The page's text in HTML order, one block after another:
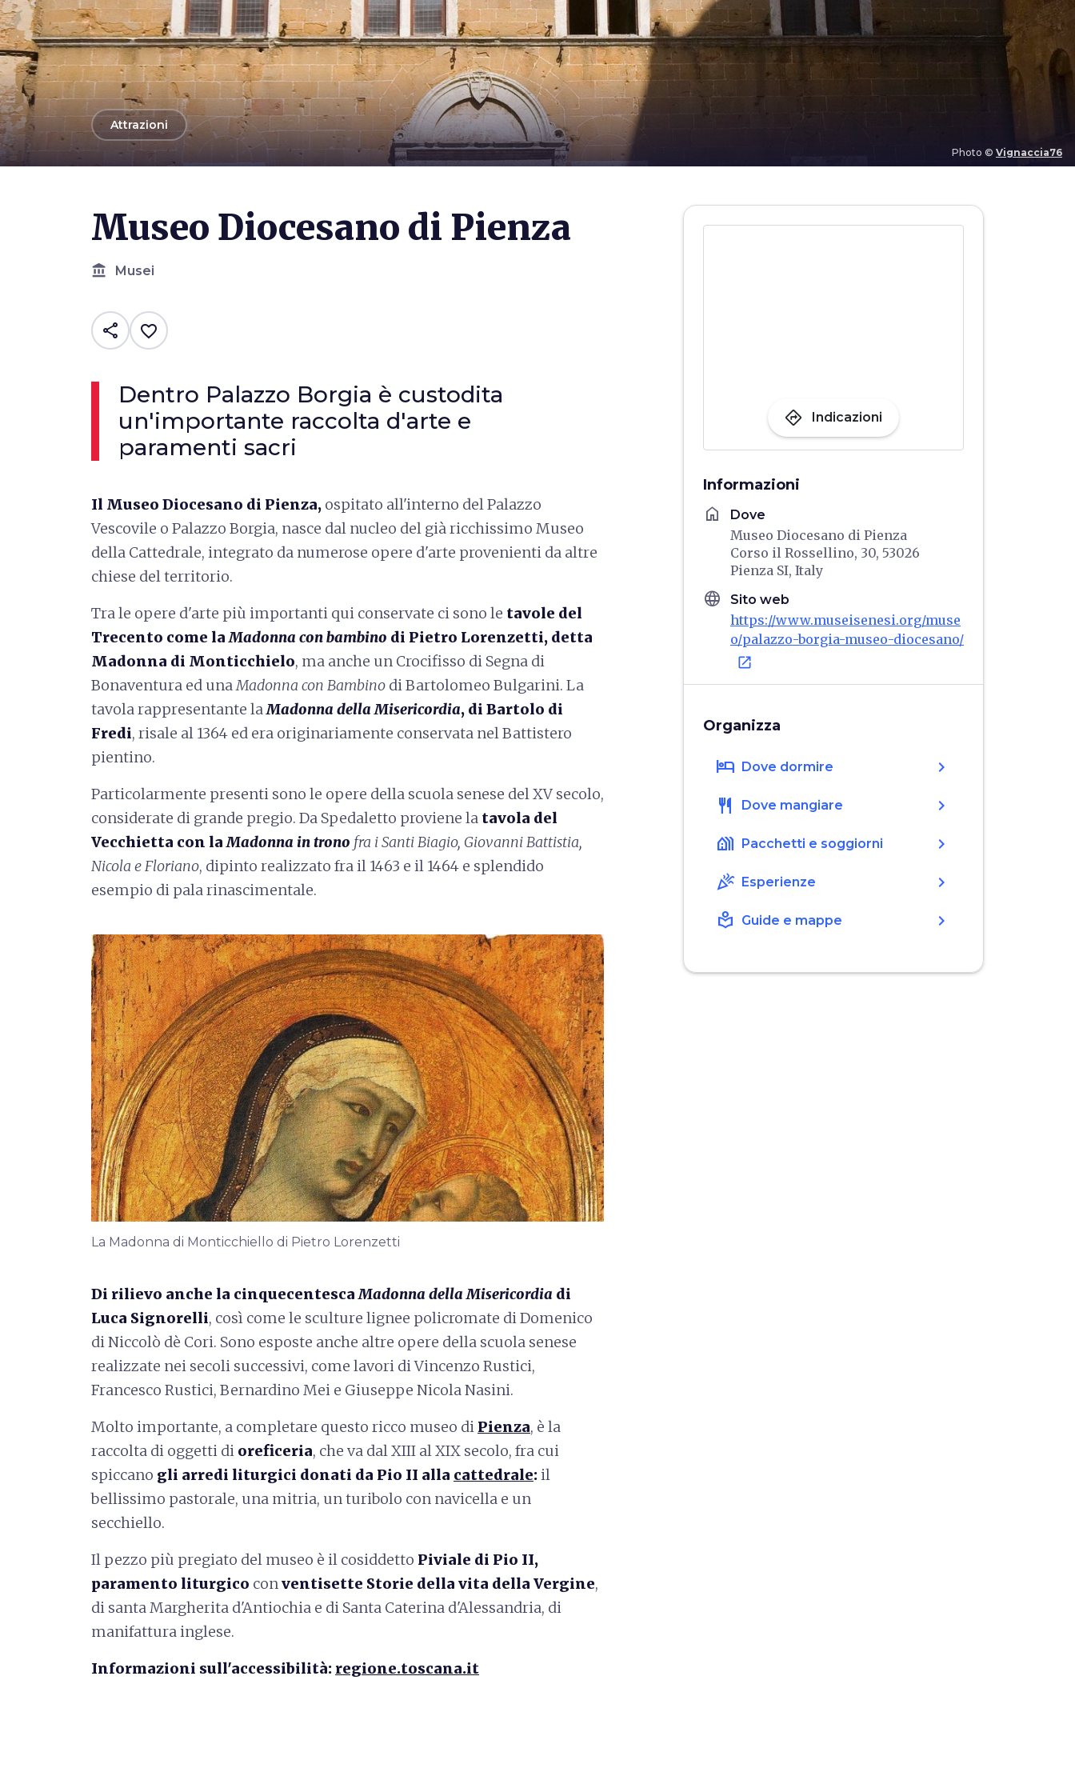
Photo © Vignaccia76
arrow_backAttrazioni
Museo Diocesano di Pienza
account_balance Musei
share favorite_border
Dentro Palazzo Borgia è custodita
un'importante raccolta d'arte e
paramenti sacri
Il Museo Diocesano di Pienza, ospitato all'interno del Palazzo
Vescovile o Palazzo Borgia, nasce dal nucleo del già ricchissimo Museo
della Cattedrale, integrato da numerose opere d'arte provenienti da altre
chiese del territorio.
Tra le opere d'arte più importanti qui conservate ci sono le tavole del
Trecento come laMadonna con bambino di Pietro Lorenzetti, detta
Madonna di Monticchielo, ma anche un Crocifisso di Segna di
Bonaventura ed unaMadonna con Bambino di Bartolomeo Bulgarini. La
tavola rappresentante laMadonna della Misericordia, di Bartolo di
Fredi, risale al 1364 ed era originariamente conservata nel Battistero
pientino.
Particolarmente presenti sono le opere della scuola senese del XV secolo,
considerate di grande pregio. Da Spedaletto proviene la tavola del
Vecchietta con laMadonna in trono fra i Santi Biagio, Giovanni Battistia,
Nicola e Floriano, dipinto realizzato fra il 1463 e il 1464 e splendido
esempio di pala rinascimentale.
La Madonna di Monticchiello di Pietro Lorenzetti
Di rilievo anche la cinquecentescaMadonna della Misericordia di
Luca Signorelli, così come le sculture lignee policromate di Domenico
di Niccolò dè Cori. Sono esposte anche altre opere della scuola senese
realizzate nei secoli successivi, come lavori di Vincenzo Rustici,
Francesco Rustici, Bernardino Mei e Giuseppe Nicola Nasini.
Molto importante, a completare questo ricco museo di Pienza, è la
raccolta di oggetti di oreficeria, che va dal XIII al XIX secolo, fra cui
spiccano gli arredi liturgici donati da Pio II alla cattedrale:il
bellissimo pastorale, una mitria, un turibolo con navicella e un
secchiello.
Il pezzo più pregiato del museo è il cosiddetto Piviale di Pio II,
paramento liturgico conventisette Storie della vita della Vergine,
di santa Margherita d'Antiochia e di Santa Caterina d'Alessandria, di
manifattura inglese.
Informazioni sull'accessibilità: regione.toscana.it
directions Indicazioni
Informazioni
home Dove
Museo Diocesano di Pienza
Corso il Rossellino, 30, 53026
Pienza SI, Italy
language Sito web
https://www.museisenesi.org/muse
o/palazzo-borgia-museo-diocesano/
open_in_new
Organizza
hotel Dove dormire chevron_right
restaurant Dove mangiare chevron_right
holiday_village Pacchetti e soggiorni chevron_right
celebration Esperienze chevron_right
local_library Guide e mappe chevron_right